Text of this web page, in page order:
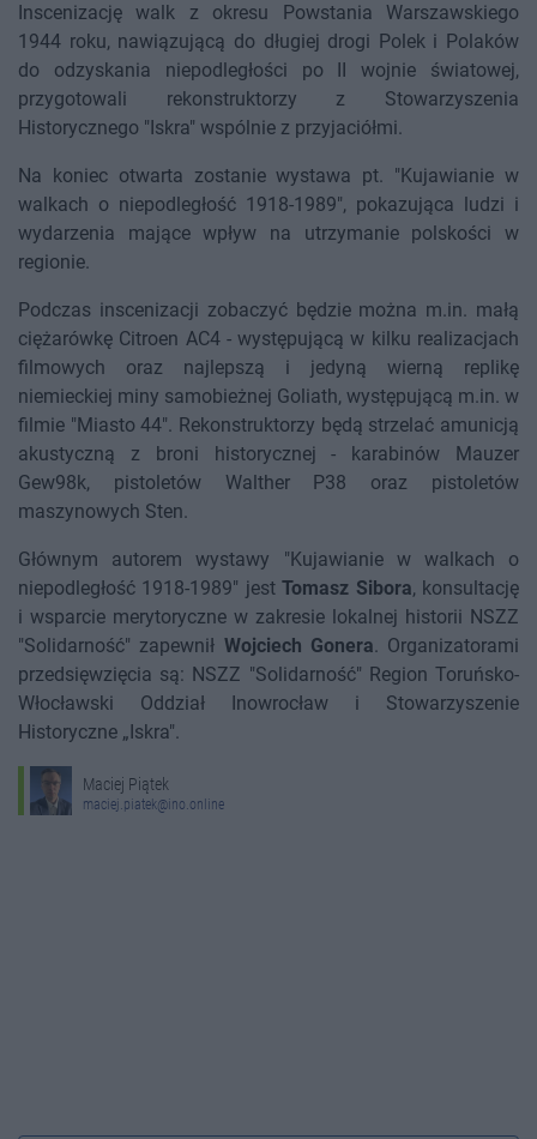
Inscenizację walk z okresu Powstania Warszawskiego
1944 roku, nawiązującą do długiej drogi Polek i Polaków
do odzyskania niepodległości po II wojnie światowej,
przygotowali rekonstruktorzy z Stowarzyszenia
Historycznego "Iskra" wspólnie z przyjaciółmi.
Na koniec otwarta zostanie wystawa pt. "Kujawianie w
walkach o niepodległość 1918-1989", pokazująca ludzi i
wydarzenia mające wpływ na utrzymanie polskości w
regionie.
Podczas inscenizacji zobaczyć będzie można m.in. małą
ciężarówkę Citroen AC4 - występującą w kilku realizacjach
filmowych oraz najlepszą i jedyną wierną replikę
niemieckiej miny samobieżnej Goliath, występującą m.in. w
filmie "Miasto 44". Rekonstruktorzy będą strzelać amunicją
akustyczną z broni historycznej - karabinów Mauzer
Gew98k, pistoletów Walther P38 oraz pistoletów
maszynowych Sten.
Głównym autorem wystawy "Kujawianie w walkach o
niepodległość 1918-1989" jestTomasz Sibora, konsultację
i wsparcie merytoryczne w zakresie lokalnej historii NSZZ
"Solidarność" zapewnił Wojciech Gonera. Organizatorami
przedsięwzięcia są: NSZZ "Solidarność" Region Toruńsko-
Włocławski Oddział Inowrocław i Stowarzyszenie
Historyczne „Iskra".
Maciej Piątek
maciej.piatek@ino.online